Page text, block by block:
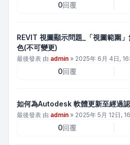
0回覆
REVIT 視圖顯示問題_「視圖範圍
色(不可變更)
最後發表 由 admin » 2025年 6月 4日,
0回覆
如何為Autodesk 軟體更新至經過
最後發表 由 admin » 2025年 5月 12日,
0回覆